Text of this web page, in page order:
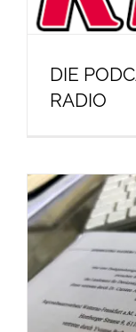
DIE
RADIO